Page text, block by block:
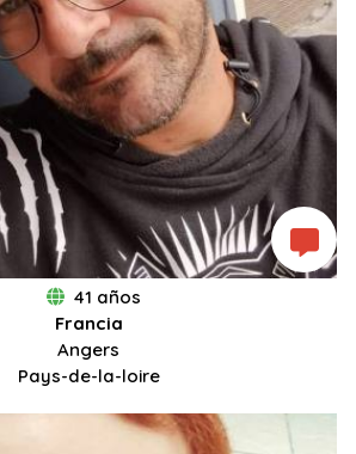
41 años
Francia
Angers
Pays-de-la-loire